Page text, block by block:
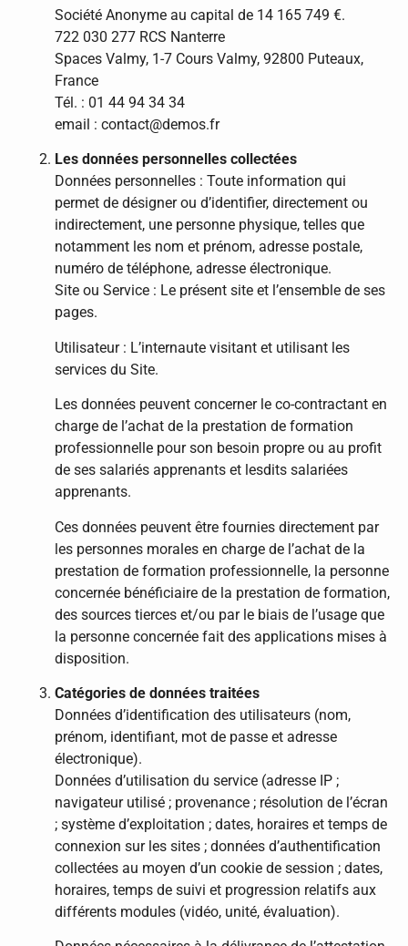
Société Anonyme au capital de 14 165 749 €.
722 030 277 RCS Nanterre
Spaces Valmy, 1-7 Cours Valmy, 92800 Puteaux,
France
Tél. : 01 44 94 34 34
email : contact@demos.fr
Les données personnelles collectées
Données personnelles : Toute information qui
permet de désigner ou d’identifier, directement ou
indirectement, une personne physique, telles que
notamment les nom et prénom, adresse postale,
numéro de téléphone, adresse électronique.
Site ou Service : Le présent site et l’ensemble de ses
pages.
Utilisateur : L’internaute visitant et utilisant les
services du Site.
Les données peuvent concerner le co-contractant en
charge de l’achat de la prestation de formation
professionnelle pour son besoin propre ou au profit
de ses salariés apprenants et lesdits salariées
apprenants.
Ces données peuvent être fournies directement par
les personnes morales en charge de l’achat de la
prestation de formation professionnelle, la personne
concernée bénéficiaire de la prestation de formation,
des sources tierces et/ou par le biais de l’usage que
la personne concernée fait des applications mises à
disposition.
Catégories de données traitées
Données d’identification des utilisateurs (nom,
prénom, identifiant, mot de passe et adresse
électronique).
Données d’utilisation du service (adresse IP ;
navigateur utilisé ; provenance ; résolution de l’écran
; système d’exploitation ; dates, horaires et temps de
connexion sur les sites ; données d’authentification
collectées au moyen d’un cookie de session ; dates,
horaires, temps de suivi et progression relatifs aux
différents modules (vidéo, unité, évaluation).